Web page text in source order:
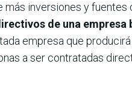
inversiones y fuentes
de una
empresa que
a ser contratadas